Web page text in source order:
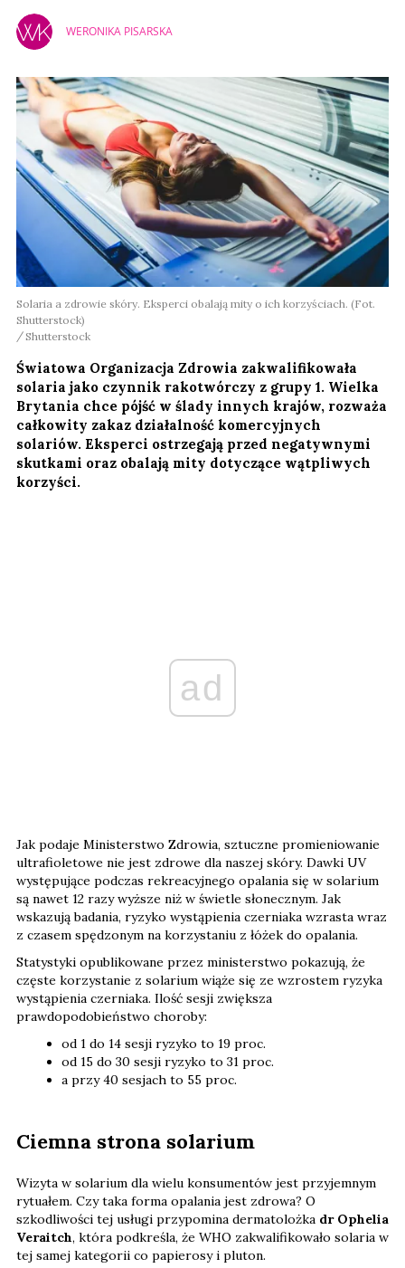
WERONIKA PISARSKA
Solaria a zdrowie skóry. Eksperci obalają mity o ich korzyściach. (Fot.
Shutterstock)
Shutterstock
Światowa Organizacja Zdrowia zakwalifikowała
solaria jako czynnik rakotwórczy z grupy 1. Wielka
Brytania chce pójść w ślady innych krajów, rozważa
całkowity zakaz działalność komercyjnych
solariów. Eksperci ostrzegają przed negatywnymi
skutkami oraz obalają mity dotyczące wątpliwych
korzyści.
ad
Jak podaje Ministerstwo Zdrowia, sztuczne promieniowanie
ultrafioletowe nie jest zdrowe dla naszej skóry. Dawki UV
występujące podczas rekreacyjnego opalania się w solarium
są nawet 12 razy wyższe niż w świetle słonecznym. Jak
wskazują badania, ryzyko wystąpienia czerniaka wzrasta wraz
z czasem spędzonym na korzystaniu z łóżek do opalania.
Statystyki opublikowane przez ministerstwo pokazują, że
częste korzystanie z solarium wiąże się ze wzrostem ryzyka
wystąpienia czerniaka. Ilość sesji zwiększa
prawdopodobieństwo choroby:
od 1 do 14 sesji ryzyko to 19 proc.
od 15 do 30 sesji ryzyko to 31 proc.
a przy 40 sesjach to 55 proc.
Ciemna strona solarium
Wizyta w solarium dla wielu konsumentów jest przyjemnym
rytuałem. Czy taka forma opalania jest zdrowa? O
szkodliwości tej usługi przypomina dermatolożka dr Ophelia
Veraitch, która podkreśla, że WHO zakwalifikowało solaria w
tej samej kategorii co papierosy i pluton.